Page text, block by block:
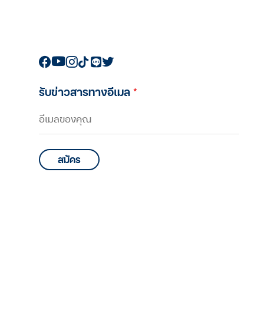
รับข่าวสารทางอีเมล*